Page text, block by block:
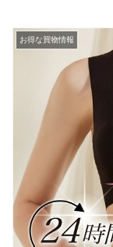
お得な買物情報